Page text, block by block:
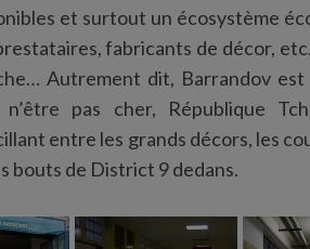
et surtout un écosystème
fabricants de décor,
Autrement dit, Barrandov
pas cher, République
entre les grands décors, les
bouts de District 9 dedans.